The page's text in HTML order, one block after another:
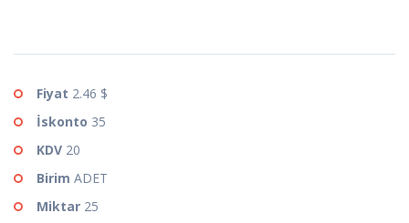
Fiyat 2.46 $
İskonto 35
KDV 20
Birim ADET
Miktar 25